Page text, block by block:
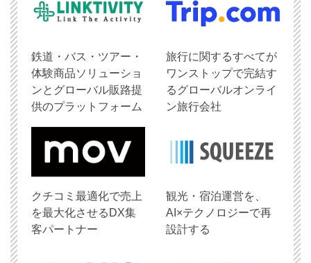
鉄道・バス・ツアー・
体験商品ソリューショ
ンとグローバル販路提
供のプラットフォーム
旅行に関するすべてが
ワンストップで完結す
るグローバルオンライ
ン旅行会社
クチコミ最適化で売上
を最大化させるDX集
客パートナー
観光・宿泊運営を、
AI×テクノロジーで再
設計する